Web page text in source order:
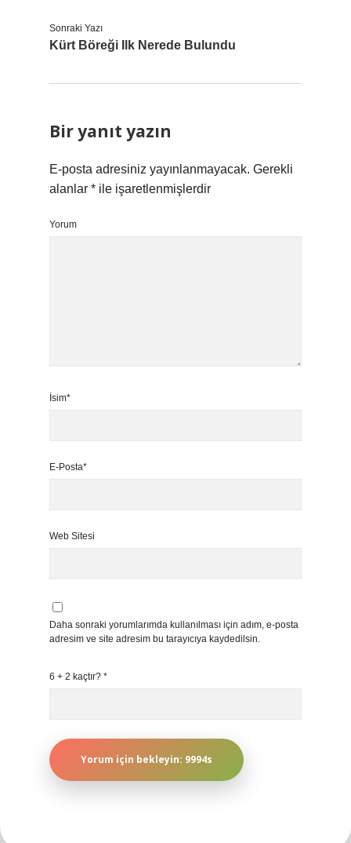
Sonraki Yazı
Kürt Böreği Ilk Nerede Bulundu
Bir yanıt yazın
E-posta adresiniz yayınlanmayacak. Gerekli
alanlar * ile işaretlenmişlerdir
Yorum
İsim*
E-Posta*
Web Sitesi
Daha sonraki yorumlarımda kullanılması için adım, e-posta
adresim ve site adresim bu tarayıcıya kaydedilsin.
6 + 2 kaçtır? *